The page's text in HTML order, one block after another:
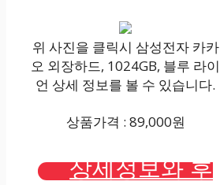
위 사진을 클릭시 삼성전자 카카
오 외장하드, 1024GB, 블루 라이
언 상세 정보를 볼 수 있습니다.
상품가격 : 89,000원
상세정보와 후